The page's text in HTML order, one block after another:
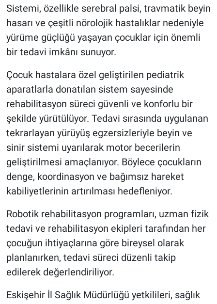
Sistemi, özellikle serebral palsi, travmatik beyin
hasarı ve çeşitli nörolojik hastalıklar nedeniyle
yürüme güçlüğü yaşayan çocuklar için önemli
bir tedavi imkânı sunuyor.
Çocuk hastalara özel geliştirilen pediatrik
aparatlarla donatılan sistem sayesinde
rehabilitasyon süreci güvenli ve konforlu bir
şekilde yürütülüyor. Tedavi sırasında uygulanan
tekrarlayan yürüyüş egzersizleriyle beyin ve
sinir sistemi uyarılarak motor becerilerin
geliştirilmesi amaçlanıyor. Böylece çocukların
denge, koordinasyon ve bağımsız hareket
kabiliyetlerinin artırılması hedefleniyor.
Robotik rehabilitasyon programları, uzman fizik
tedavi ve rehabilitasyon ekipleri tarafından her
çocuğun ihtiyaçlarına göre bireysel olarak
planlanırken, tedavi süreci düzenli takip
edilerek değerlendiriliyor.
Eskişehir İl Sağlık Müdürlüğü yetkilileri, sağlık